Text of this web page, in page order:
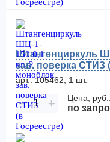
Штангенциркуль
зав. поверка СТИЗ
арт.: 105462, 1 шт.
− + Цена, руб.:
по